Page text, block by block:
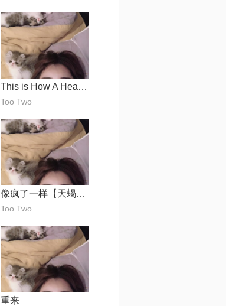
This is How A Heart Breaks
Too Two
像疯了一样【天蝎女纸】
Too Two
重来